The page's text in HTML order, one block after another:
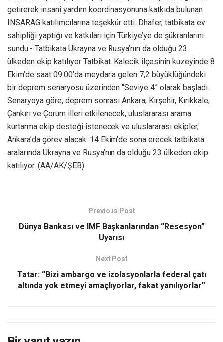
getirerek insani yardım koordinasyonuna katkıda bulunan
INSARAG katılımcılarına teşekkür etti. Dhafer, tatbikata ev
sahipliği yaptığı ve katkıları için Türkiye’ye de şükranlarını
sundu.- Tatbikata Ukrayna ve Rusya’nın da olduğu 23
ülkeden ekip katılıyor Tatbikat, Kalecik ilçesinin kuzeyinde 8
Ekim’de saat 09.00’da meydana gelen 7,2 büyüklüğündeki
bir deprem senaryosu üzerinden “Seviye 4” olarak başladı.
Senaryoya göre, deprem sonrası Ankara, Kırşehir, Kırıkkale,
Çankırı ve Çorum illeri etkilenecek, uluslararası arama
kurtarma ekip desteği istenecek ve uluslararası ekipler,
Ankara’da görev alacak. 14 Ekim’de sona erecek tatbikata
aralarında Ukrayna ve Rusya’nın da olduğu 23 ülkeden ekip
katılıyor. (AA/AK/ŞEB)
Previous Post
Dünya Bankası ve IMF Başkanlarından “Resesyon”
Uyarısı
Next Post
Tatar: “Bizi ambargo ve izolasyonlarla federal çatı
altında yok etmeyi amaçlıyorlar, fakat yanılıyorlar”